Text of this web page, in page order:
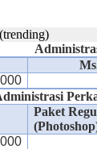
Paket